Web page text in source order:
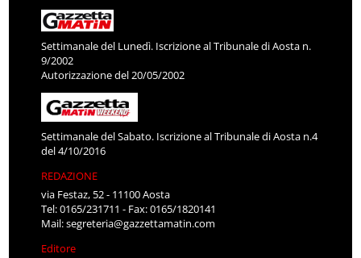
Settimanale del Lunedì. Iscrizione al Tribunale di Aosta n.
9/2002
Autorizzazione del 20/05/2002
Settimanale del Sabato. Iscrizione al Tribunale di Aosta n.4
del 4/10/2016
REDAZIONE
via Festaz, 52 - 11100 Aosta
Tel: 0165/231711 - Fax: 0165/1820141
Mail:segreteria@gazzettamatin.com
Editore